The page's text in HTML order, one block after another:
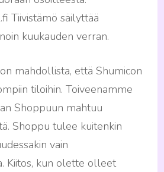
Tiivistämö säilyttää
kuukauden verran.
mahdollista, että Shumicon
tiloihin. Toiveenamme
Shoppuun mahtuu
Shoppu tulee kuitenkin
vain
Kiitos, kun olette olleet